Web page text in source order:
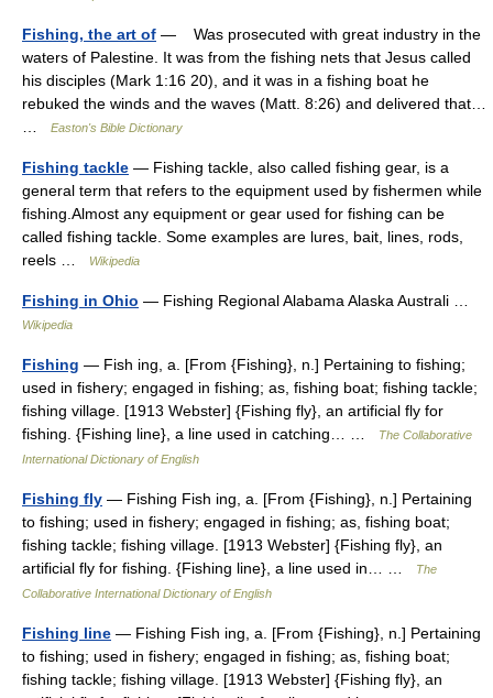
Fishing, the art of — Was prosecuted with great industry in the
waters of Palestine. It was from the fishing nets that Jesus called
his disciples (Mark 1:16 20), and it was in a fishing boat he
rebuked the winds and the waves (Matt. 8:26) and delivered that…
Easton's Bible Dictionary
Fishing tackle — Fishing tackle, also called fishing gear, is a
general term that refers to the equipment used by fishermen while
fishing.Almost any equipment or gear used for fishing can be
called fishing tackle. Some examples are lures, bait, lines, rods,
reels …
Wikipedia
Fishing in Ohio — Fishing Regional Alabama Alaska Australi …
Wikipedia
Fishing — Fish ing, a. [From {Fishing}, n.] Pertaining to fishing;
used in fishery; engaged in fishing; as, fishing boat; fishing tackle;
fishing village. [1913 Webster] {Fishing fly}, an artificial fly for
fishing. {Fishing line}, a line used in catching… …
The Collaborative
International Dictionary of English
Fishing fly — Fishing Fish ing, a. [From {Fishing}, n.] Pertaining
to fishing; used in fishery; engaged in fishing; as, fishing boat;
fishing tackle; fishing village. [1913 Webster] {Fishing fly}, an
artificial fly for fishing. {Fishing line}, a line used in… …
The
Collaborative International Dictionary of English
Fishing line — Fishing Fish ing, a. [From {Fishing}, n.] Pertaining
to fishing; used in fishery; engaged in fishing; as, fishing boat;
fishing tackle; fishing village. [1913 Webster] {Fishing fly}, an